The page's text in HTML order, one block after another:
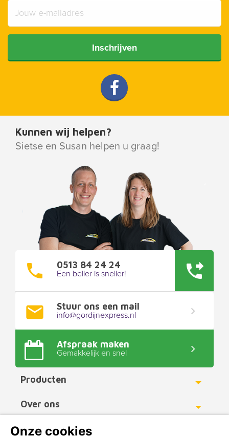
Inschrijven
Kunnen wij helpen?
Sietse en Susan helpen u graag!
0513 84 24 24
Een beller is sneller!
Stuur ons een mail
info@gordijnexpress.nl
Afspraak maken
Gemakkelijk en snel
Producten
Toggle
Over ons
Toggle
Werkgebied
Onze cookies